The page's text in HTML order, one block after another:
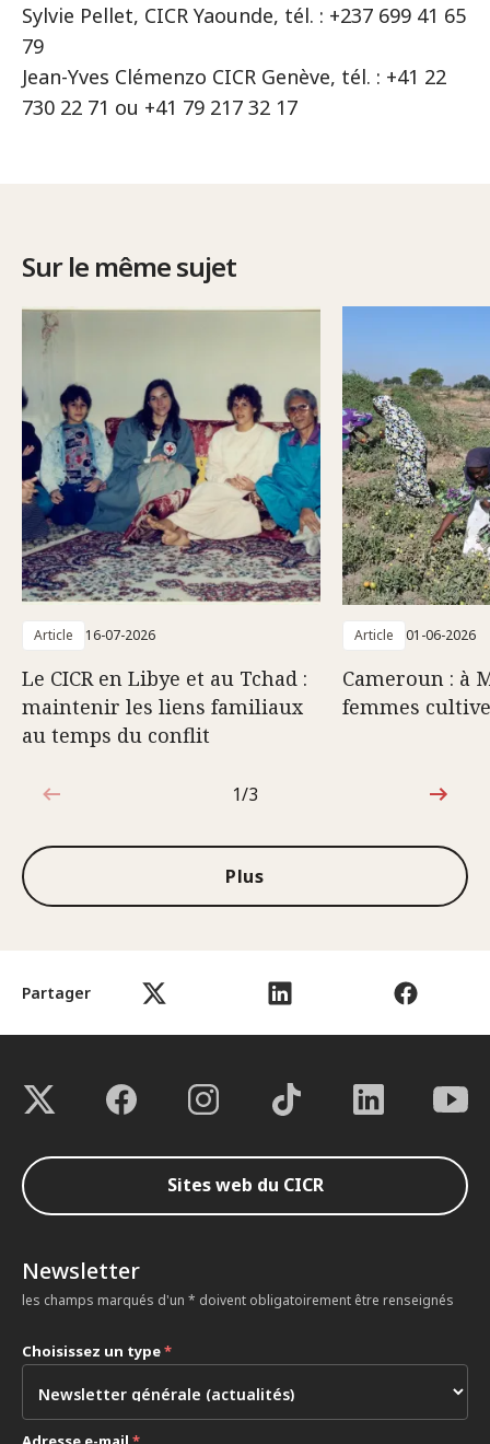
Partager
Sylvie Pellet, CICR Yaounde, tél. : +237 699 41 65
79
Jean-Yves Clémenzo CICR Genève, tél. : +41 22
730 22 71 ou +41 79 217 32 17
Sur le même sujet
Article 16-07-2026
Le CICR en Libye et au Tchad :
maintenir les liens familiaux
au temps du conflit
Article 01-06-2026
Cameroun : à
femmes
1sur3
1/3
Plus
Sites web du CICR
Newsletter
les champs marqués d'un * doivent obligatoirement être renseignés
Choisissez un type*